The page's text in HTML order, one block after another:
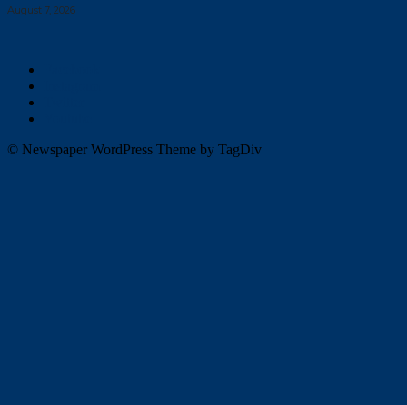
August 7, 2026
© Newspaper WordPress Theme by TagDiv